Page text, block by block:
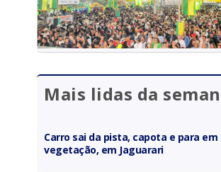
Mais lidas da
Carro sai da pista, capota e para em
vegetação, em Jaguarari